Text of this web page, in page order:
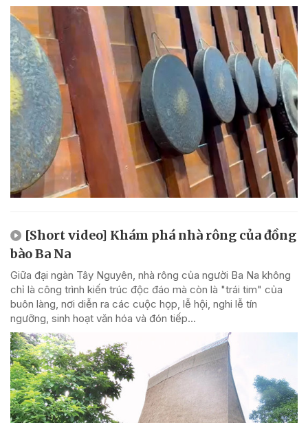
[Short video] Khám phá nhà rông của đồng
bào Ba Na
Giữa đại ngàn Tây Nguyên, nhà rông của người Ba Na không
chỉ là công trình kiến trúc độc đáo mà còn là "trái tim" của
buôn làng, nơi diễn ra các cuộc họp, lễ hội, nghi lễ tín
ngưỡng, sinh hoạt văn hóa và đón tiếp...